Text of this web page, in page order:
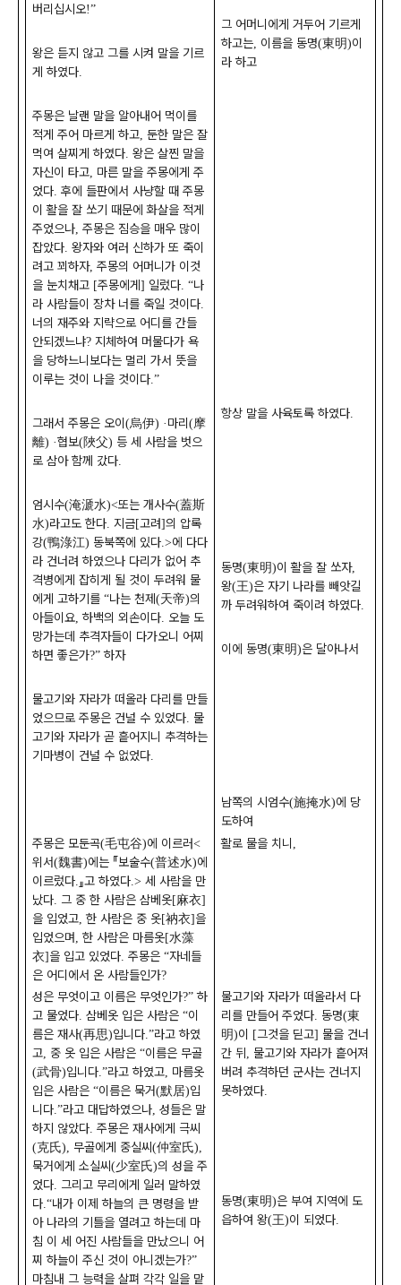
버리십시오!”
왕은 듣지 않고 그를 시켜 말을 기르
게 하였다.
주몽은 날랜 말을 알아내어 먹이를
적게 주어 마르게 하고, 둔한 말은 잘
먹여 살찌게 하였다. 왕은 살찐 말을
자신이 타고, 마른 말을 주몽에게 주
었다. 후에 들판에서 사냥할 때 주몽
이 활을 잘 쏘기 때문에 화살을 적게
주었으나, 주몽은 짐승을 매우 많이
잡았다. 왕자와 여러 신하가 또 죽이
려고 꾀하자, 주몽의 어머니가 이것
을 눈치채고 [주몽에게] 일렀다. “나
라 사람들이 장차 너를 죽일 것이다.
너의 재주와 지략으로 어디를 간들
안되겠느냐? 지체하여 머물다가 욕
을 당하느니보다는 멀리 가서 뜻을
이루는 것이 나을 것이다.”
그래서 주몽은 오이(烏伊) · 마리(摩
離) ·협보(陜父) 등 세 사람을 벗으
로 삼아 함께 갔다.
엄시수(淹㴲水)<또는 개사수(蓋斯
水)라고도 한다. 지금[고려]의 압록
강(鴨淥江) 동북쪽에 있다.>에 다다
라 건너려 하였으나 다리가 없어 추
격병에게 잡히게 될 것이 두려워 물
에게 고하기를 “나는 천제(天帝)의
아들이요,하백의 외손이다. 오늘 도
망가는데 추격자들이 다가오니 어찌
하면 좋은가?”하자
물고기와 자라가 떠올라 다리를 만들
었으므로 주몽은 건널 수 있었다. 물
고기와 자라가 곧 흩어지니 추격하는
기마병이 건널 수 없었다.
주몽은 모둔곡(毛屯谷)에 이르러<
위서(魏書)에는 『보술수(普述水)에
이르렀다. 』고 하였다.> 세 사람을 만
났다. 그 중 한 사람은 삼베옷[麻衣]
을 입었고, 한 사람은 중 옷[衲衣]을
입었으며 한 사람은 마름옷[水藻
衣]을 입고 있었다. 주몽은 “자네들
은 어디에서 온 사람들인가?
성은 무엇이고 이름은 무엇인가?”하
고 물었다. 삼베옷 입은 사람은 “이
름은 재사(再思)입니다.”라고 하였
고, 중 옷 입은 사람은 “이름은 무골
(武骨)입니다.”라고 하였고, 마름옷
입은 사람은 “이름은 묵거(默居)입
니다.”라고 대답하였으나, 성들은 말
하지 않았다. 주몽은 재사에게 극씨
(克氏), 무골에게 중실씨 (仲室氏),
묵거에게 소실씨 (少室氏)의 성을 주
었다. 그리고 무리에게 일러 말하였
다.“내가 이제 하늘의 큰 명령을 받
아 나라의 기틀을 열려고 하는데 마
침 이 세 어진 사람들을 만났으니 어
찌 하늘이 주신 것이 아니겠는가?”
마침내 그 능력을 살펴 각각 일을 맡
그 어머니에게 거두어 기르게
하고는, 이름을 동명(東明)이
라 하고
항상 말을 사육토록 하였다.
동명(東明)이 활을 잘 쏘자,
왕(王)은 자기 나라를 빼앗길
까 두려워하여 죽이려 하였다.
이에 동명(東明)은 달아나서
남쪽의 시엄수(施掩水)에 당
도하여
활로 물을 치니
물고기와 자라가 떠올라서 다
리를 만들어 주었다. 동명(東
明)이 [그것을 딛고] 물을 건너
간 뒤 , 물고기와 자라가 흩어져
버려 추격하던 군사는 건너지
못하였다.
동명(東明)은 부여 지역에 도
읍하여 왕(王)이 되었다.